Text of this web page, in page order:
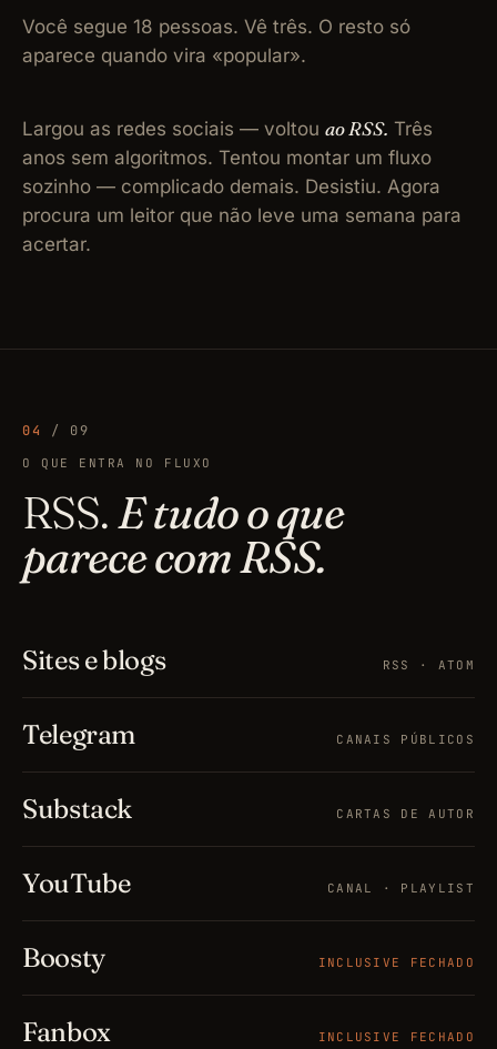
Você segue 18 pessoas. Vê três. O resto só
aparece quando vira «popular».
Largou as redes sociais — voltou ao RSS. Três
anos sem algoritmos. Tentou montar um fluxo
sozinho — complicado demais. Desistiu. Agora
procura um leitor que não leve uma semana para
acertar.
04 / 09
O QUE ENTRA NO FLUXO
RSS.E tudo o que
parece com RSS.
Sites e blogs RSS · ATOM
Telegram CANAIS PÚBLICOS
Substack CARTAS DE AUTOR
YouTube CANAL · PLAYLIST
Boosty INCLUSIVE FECHADO
Fanbox INCLUSIVE FECHADO